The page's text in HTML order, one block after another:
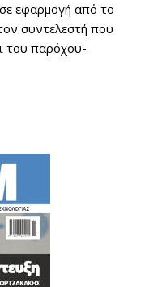
εφαρμογή από το
συντελεστή που
του παρόχου-